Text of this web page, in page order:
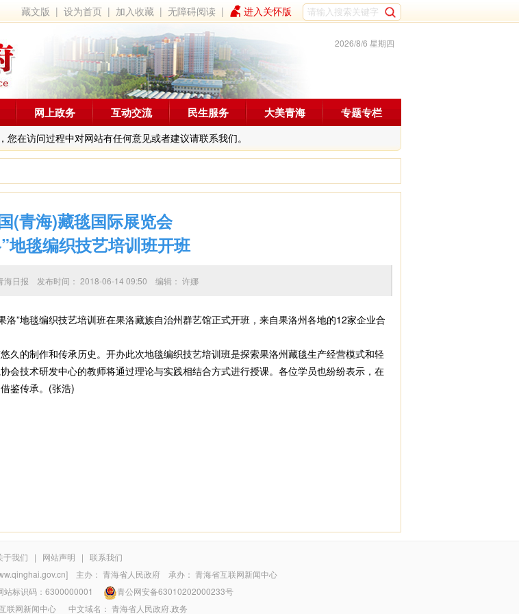
藏文版 |设为首页 | 加入收藏 |无障碍阅读 | 进入关怀版
2026/8/6 星期四
在访问过程中对网站有任何意见或者建议请联系我们。
网上政务 互动交流 民生服务 大美青海 专题专栏
(青海)藏毯国际展览会
地毯编织技艺培训班开班
海日报 发布时间： 2018-06-14 09:50 编辑： 许娜
地毯编织技艺培训班在果洛藏族自治州群艺馆正式开班，来自果洛州各地的12家企业合
的制作和传承历史。开办此次地毯编织技艺培训班是探索果洛州藏毯生产经营模式和轻
会技术研发中心的教师将通过理论与实践相结合方式进行授课。各位学员也纷纷表示，在
鉴传承。(张浩)
于我们 | 网站声明 | 联系我们
主办： 青海省人民政府 承办： 青海省互联网新闻中心
标识码：6300000001
青公网安备63010202000233号
联网新闻中心中文域名： 青海省人民政府.政务